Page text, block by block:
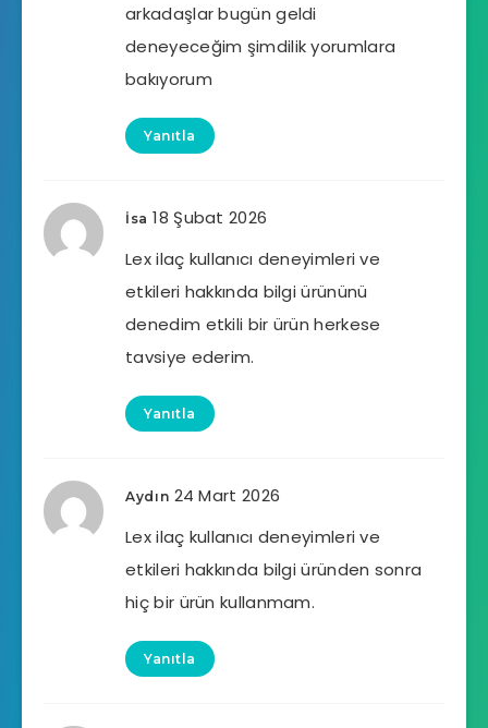
arkadaşlar bugün geldi
deneyeceğim şimdilik yorumlara
bakıyorum
Yanıtla
İsa 18 Şubat 2026
Lex ilaç kullanıcı deneyimleri ve
etkileri hakkında bilgi ürününü
denedim etkili bir ürün herkese
tavsiye ederim.
Yanıtla
Aydın 24 Mart 2026
Lex ilaç kullanıcı deneyimleri ve
etkileri hakkında bilgi üründen sonra
hiç bir ürün kullanmam.
Yanıtla